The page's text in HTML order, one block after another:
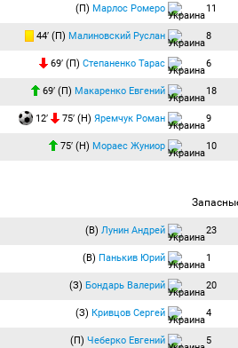
(П) Марлос Ромеро 11
44′ (П) Малиновский Руслан 8
69′ (П) Степаненко Тарас 6
69′ (П) Макаренко Евгений 18
12′ 75′ (Н) Яремчук Роман 9
75′ (Н) Мораес Жуниор 10
(В) Лунин Андрей 23
(В) Панькив Юрий 1
(З) Бондарь Валерий 20
(З) Кривцов Сергей 4
(П) Чеберко Евгений 5